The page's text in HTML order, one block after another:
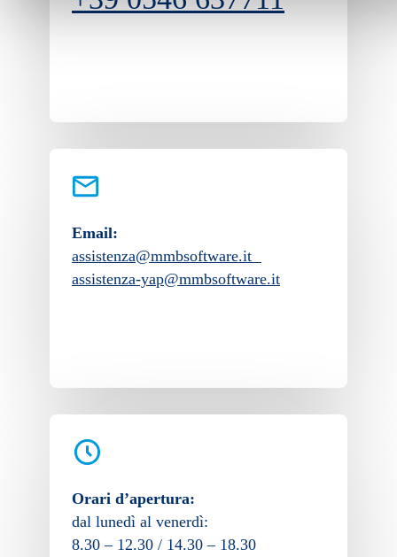
Email:
assistenza@mmbsoftware.it
assistenza-yap@mmbsoftware.it
Orari d’apertura:
dal lunedì al venerdì:
8.30 – 12.30 / 14.30 – 18.30